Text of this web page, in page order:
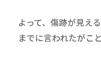
よって、傷跡が見え
までに言われたがこ